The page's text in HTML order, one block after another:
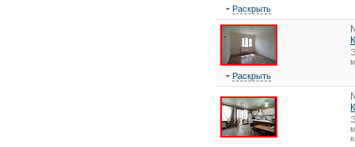
Раскрыть
Раскрыть